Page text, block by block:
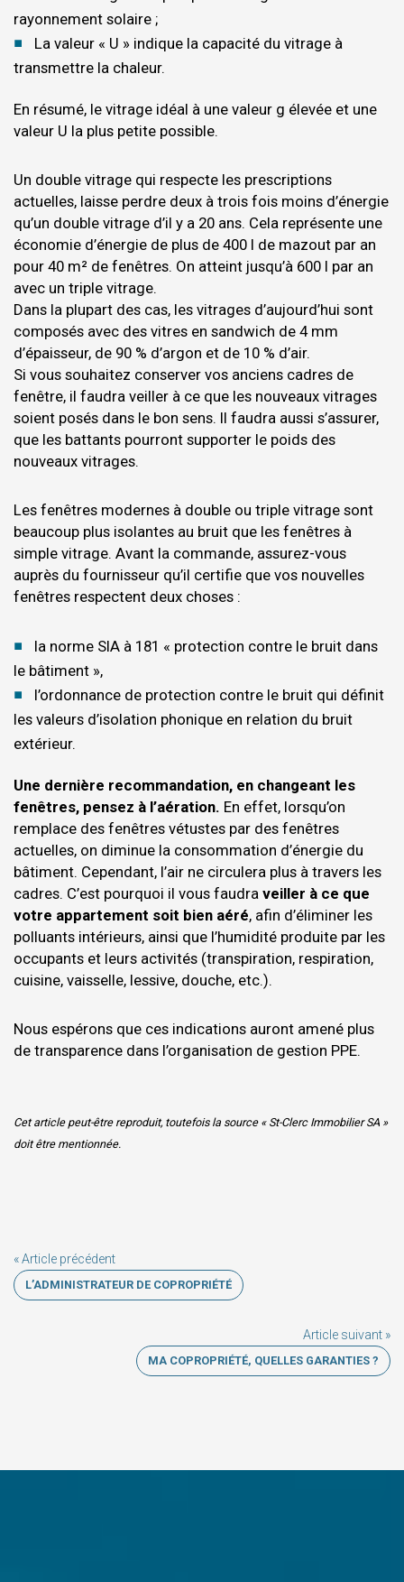
rayonnement solaire ;
La valeur « U » indique la capacité du vitrage à
transmettre la chaleur.
En résumé, le vitrage idéal à une valeur g élevée et une
valeur U la plus petite possible.
Un double vitrage qui respecte les prescriptions
actuelles, laisse perdre deux à trois fois moins d’énergie
qu’un double vitrage d’il y a 20 ans. Cela représente une
économie d’énergie de plus de 400 l de mazout par an
pour 40 m² de fenêtres. On atteint jusqu’à 600 l par an
avec un triple vitrage.
Dans la plupart des cas, les vitrages d’aujourd’hui sont
composés avec des vitres en sandwich de 4 mm
d’épaisseur, de 90 % d’argon et de 10 % d’air.
Si vous souhaitez conserver vos anciens cadres de
fenêtre, il faudra veiller à ce que les nouveaux vitrages
soient posés dans le bon sens. Il faudra aussi s’assurer,
que les battants pourront supporter le poids des
nouveaux vitrages.
Les fenêtres modernes à double ou triple vitrage sont
beaucoup plus isolantes au bruit que les fenêtres à
simple vitrage. Avant la commande, assurez-vous
auprès du fournisseur qu’il certifie que vos nouvelles
fenêtres respectent deux choses :
la norme SIA à 181 « protection contre le bruit dans
le bâtiment »,
l’ordonnance de protection contre le bruit qui définit
les valeurs d’isolation phonique en relation du bruit
extérieur.
Une dernière recommandation, en changeant les
fenêtres, pensez à l’aération. En effet, lorsqu’on
remplace des fenêtres vétustes par des fenêtres
actuelles, on diminue la consommation d’énergie du
bâtiment. Cependant, l’air ne circulera plus à travers les
cadres. C’est pourquoi il vous faudra veiller à ce que
votre appartement soit bien aéré, afin d’éliminer les
polluants intérieurs, ainsi que l’humidité produite par les
occupants et leurs activités (transpiration, respiration,
cuisine, vaisselle, lessive, douche, etc.).
Nous espérons que ces indications auront amené plus
de transparence dans l’organisation de gestion PPE.
Cet article peut-être reproduit, toutefois la source « St-Clerc Immobilier SA »
doit être mentionnée.
« Article précédent
L’ADMINISTRATEUR DE COPROPRIÉTÉ
Article suivant »
MA COPROPRIÉTÉ, QUELLES GARANTIES ?